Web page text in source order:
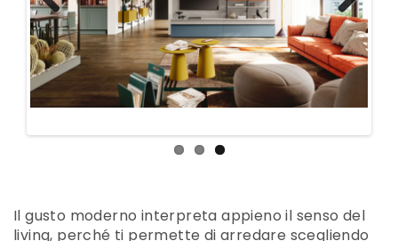
Previous Next
Il gusto moderno interpreta appieno il senso del
living, perché ti permette di arredare scegliendo